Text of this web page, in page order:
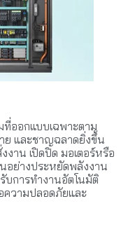
ออกแบบเฉพาะตาม
ย และชาญฉลาดยิ่งขึ้น
าน เปิดปิด มอเตอร์หรือ
อย่างประหยัดพลังงาน
บการทำงานอัตโนมัติ
ความปลอดภัยและ